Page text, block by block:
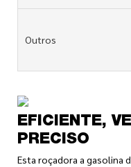
Outros
EFICIENTE,
PRECISO
Esta roçadora a gasolina